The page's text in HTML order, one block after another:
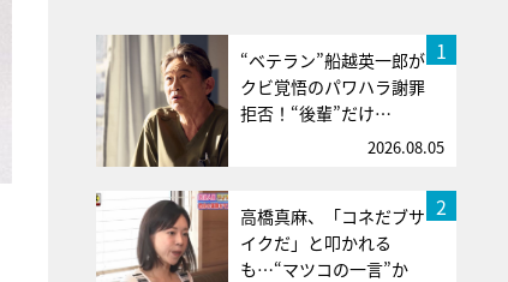
1
“ベテラン”船越英一郎が
クビ覚悟のパワハラ謝罪
拒否！“後輩”だけ…
2026.08.05
2
高橋真麻、「コネだブサ
イクだ」と叩かれる
も…“マツコの一言”か